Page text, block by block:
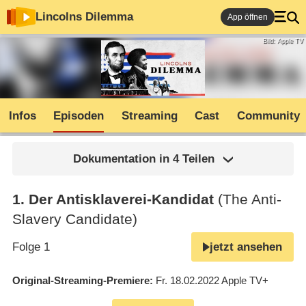
Lincolns Dilemma App öffnen
Bild: Apple TV
Infos Episoden Streaming Cast Community
Dokumentation in 4 Teilen
1. Der Antisklaverei-Kandidat (The Anti-
Slavery Candidate)
Folge 1 jetzt ansehen
Original-Streaming-Premiere Fr. 18.02.2022Apple TV+